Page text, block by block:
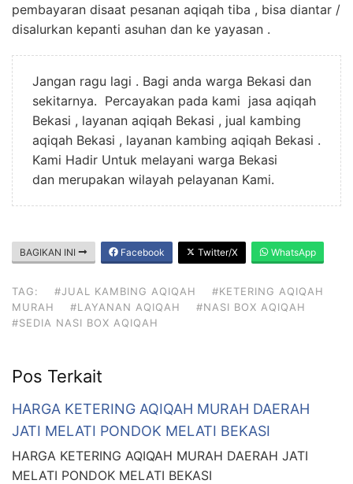
pembayaran disaat pesanan aqiqah tiba , bisa diantar /
disalurkan kepanti asuhan dan ke yayasan .
Jangan ragu lagi . Bagi anda warga Bekasi dan
sekitarnya. Percayakan pada kami jasa aqiqah
Bekasi , layanan aqiqah Bekasi , jual kambing
aqiqah Bekasi , layanan kambing aqiqah Bekasi .
Kami Hadir Untuk melayani warga Bekasi
dan merupakan wilayah pelayanan Kami.
BAGIKAN INI Facebook Twitter/X WhatsApp
TAG: #JUAL KAMBING AQIQAH
#KETERING AQIQAH
MURAH
#LAYANAN AQIQAH
#NASI BOX AQIQAH
#SEDIA NASI BOX AQIQAH
Pos Terkait
HARGA KETERING AQIQAH MURAH DAERAH
JATI MELATI PONDOK MELATI BEKASI
HARGA KETERING AQIQAH MURAH DAERAH JATI
MELATI PONDOK MELATI BEKASI